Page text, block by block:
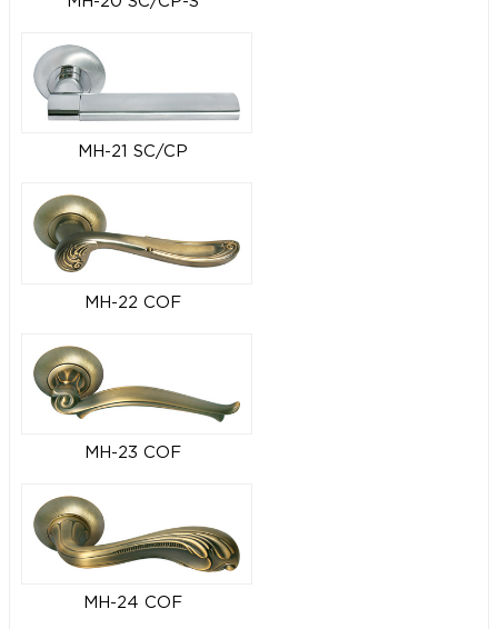
MH-21 SC/CP
MH-22 COF
MH-23 COF
MH-24 COF